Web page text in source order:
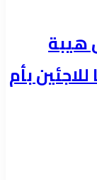
هيبة
بأم